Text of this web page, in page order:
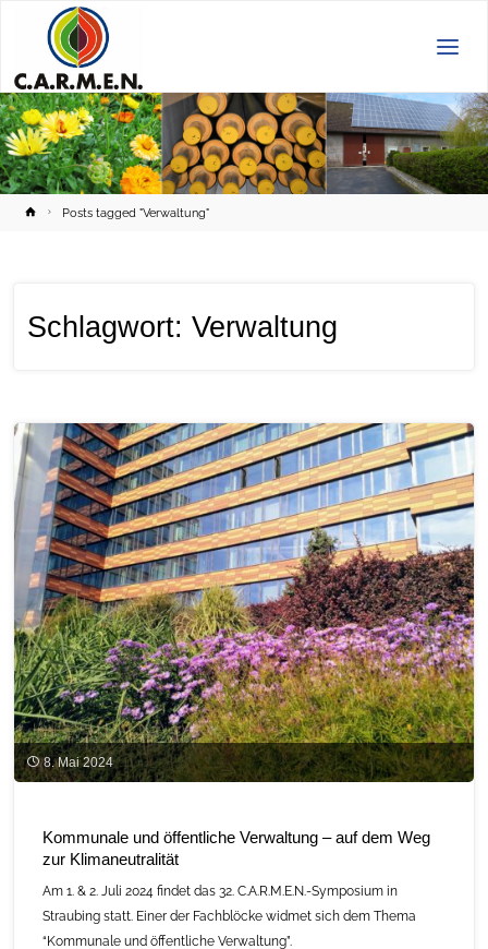
HomePosts tagged "Verwaltung"
Schlagwort:Verwaltung
8. Mai 2024
Kommunale und öffentliche Verwaltung – auf dem Weg
zur Klimaneutralität
Am 1. & 2. Juli 2024 findet das 32. C.A.R.M.E.N.-Symposium in
Straubing statt. Einer der Fachblöcke widmet sich dem Thema
“Kommunale und öffentliche Verwaltung”.